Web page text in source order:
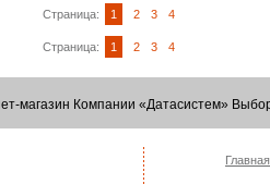
Страница: 1 2 3 4
Страница: 1 2 3 4
магазин Компании «Датасистем»
Главная